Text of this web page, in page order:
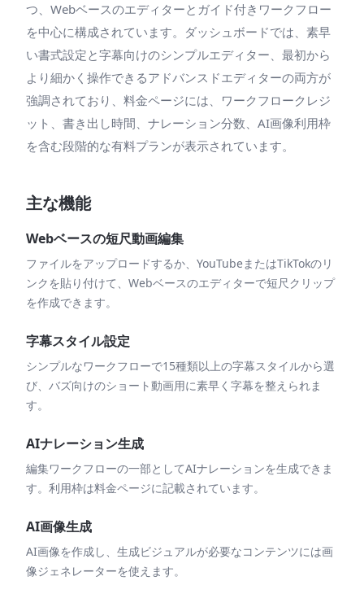
つ、Webベースのエディターとガイド付きワークフロー
を中心に構成されています。ダッシュボードでは、素早
い書式設定と字幕向けのシンプルエディター、最初から
より細かく操作できるアドバンスドエディターの両方が
強調されており、料金ページには、ワークフロークレジ
ット、書き出し時間、ナレーション分数、AI画像利用枠
を含む段階的な有料プランが表示されています。
主な機能
Webベースの短尺動画編集
ファイルをアップロードするか、YouTubeまたはTikTokのリ
ンクを貼り付けて、Webベースのエディターで短尺クリップ
を作成できます。
字幕スタイル設定
シンプルなワークフローで15種類以上の字幕スタイルから選
び、バズ向けのショート動画用に素早く字幕を整えられま
す。
AIナレーション生成
編集ワークフローの一部としてAIナレーションを生成できま
す。利用枠は料金ページに記載されています。
AI画像生成
AI画像を作成し、生成ビジュアルが必要なコンテンツには画
像ジェネレーターを使えます。